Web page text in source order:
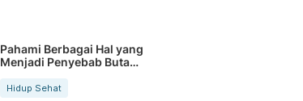
Pahami Berbagai Hal yang
Menjadi Penyebab Buta
Hidup Sehat